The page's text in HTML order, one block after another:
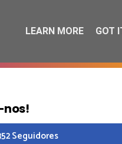
CALENDÁRIO
nos!
Seguidores
LEARN MORE GOT